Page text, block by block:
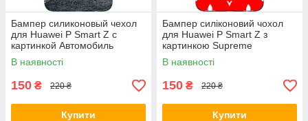
Бампер силиконовый чехол
для Huawei P Smart Z с
картинкой Автомобиль
В наявності
150 ₴ 220 ₴
Купити
Бампер силіконовий чохол
для Huawei P Smart Z з
картинкою Supreme
В наявності
150 ₴ 220 ₴
Купити